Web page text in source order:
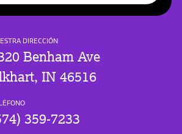
DIRECCIÓN
Benham Ave
IN 46516
359-7233